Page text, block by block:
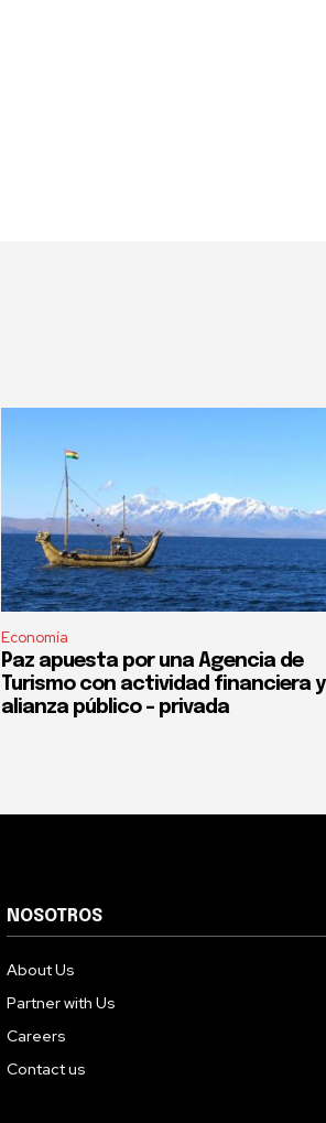
Economía
Paz apuesta por una Agencia de
Turismo con actividad financiera y
alianza público – privada
NOSOTROS
About Us
Partner with Us
Careers
Contact us